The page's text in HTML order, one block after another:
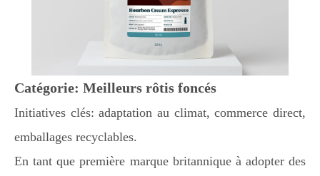
Catégorie: Meilleurs rôtis foncés
Initiatives clés: adaptation au climat, commerce direct,
emballages recyclables.
En tant que première marque britannique à adopter des